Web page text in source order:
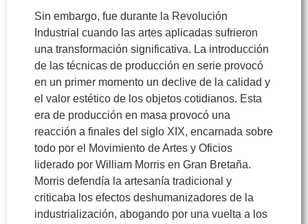
Sin embargo, fue durante la Revolución
Industrial cuando las artes aplicadas sufrieron
una transformación significativa. La introducción
de las técnicas de producción en serie provocó
en un primer momento un declive de la calidad y
el valor estético de los objetos cotidianos. Esta
era de producción en masa provocó una
reacción a finales del siglo XIX, encarnada sobre
todo por el Movimiento de Artes y Oficios
liderado por William Morris en Gran Bretaña.
Morris defendía la artesanía tradicional y
criticaba los efectos deshumanizadores de la
industrialización, abogando por una vuelta a los